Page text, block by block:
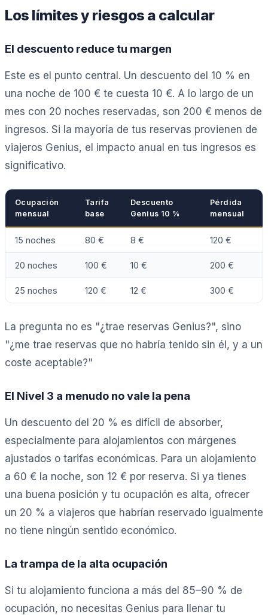
Los límites y riesgos a calcular
El descuento reduce tu margen
Este es el punto central. Un descuento del 10 % en
una noche de 100 € te cuesta 10 €. A lo largo de un
mes con 20 noches reservadas, son 200 € menos de
ingresos. Si la mayoría de tus reservas provienen de
viajeros Genius, el impacto anual en tus ingresos es
significativo.
Ocupación
mensual
Tarifa
base
Descuento
Genius 10 %
Pérdida
mensual
15 noches 80 € 8 € 120 €
20 noches 100 € 10 € 200 €
25 noches 120 € 12 € 300 €
La pregunta no es "¿trae reservas Genius?", sino
"¿me trae reservas que no habría tenido sin él, y a un
coste aceptable?"
El Nivel 3 a menudo no vale la pena
Un descuento del 20 % es difícil de absorber,
especialmente para alojamientos con márgenes
ajustados o tarifas económicas. Para un alojamiento
a 60 € la noche, son 12 € por reserva. Si ya tienes
una buena posición y tu ocupación es alta, ofrecer
un 20 % a viajeros que habrían reservado igualmente
no tiene ningún sentido económico.
La trampa de la alta ocupación
Si tu alojamiento funciona a más del 85–90 % de
ocupación, no necesitas Genius para llenar tu